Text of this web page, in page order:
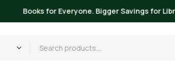
Up to 20% OFF on All Books